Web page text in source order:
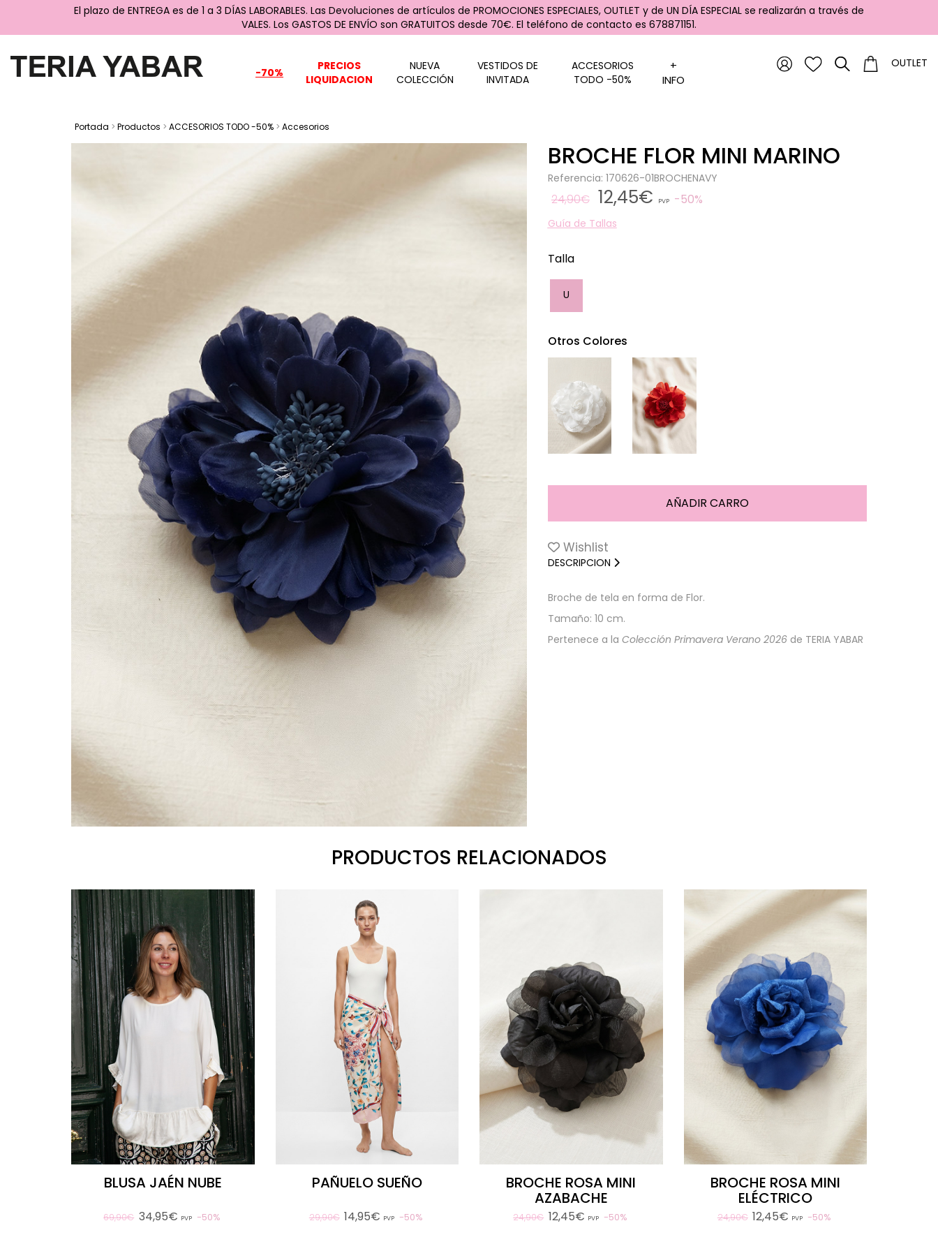
El plazo de ENTREGA es de 1 a 3 DÍAS LABORABLES. Las Devoluciones de artículos de PROMOCIONES ESPECIALES, OUTLET y de UN DÍA ESPECIAL se realizarán a través de
VALES. Los GASTOS DE ENVÍO son GRATUITOS desde 70€. El teléfono de contacto es 678871151.
OUTLET
-70%
PRECIOS
LIQUIDACION
NUEVA
COLECCIÓN
VESTIDOS DE
INVITADA
ACCESORIOS
TODO -50%
+
INFO
Portada > Productos > ACCESORIOS TODO -50% > Accesorios
BROCHE FLOR MINI MARINO
Referencia: 170626-01BROCHENAVY
24,90€ 12,45€ PVP 50%
Guía de Tallas
Talla
U
Otros Colores
Wishlist
DESCRIPCION
Broche de tela en forma de Flor.
Tamaño: 10 cm.
Pertenece a la Colección Primavera Verano 2026de TERIA YABAR
PRODUCTOS RELACIONADOS
BLUSA JAÉN NUBE
69,90€ 34,95€ PVP 50%
PAÑUELO SUEÑO
29,90€ 14,95€ PVP 50%
BROCHE ROSA MINI
AZABACHE
24,90€ 12,45€ PVP 50%
BROCHE ROSA MINI
ELÉCTRICO
24,90€ 12,45€ PVP 50%